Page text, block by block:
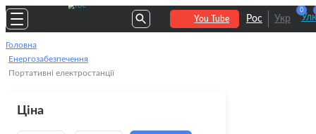
You Tube Рос Укр
0
Головна
Енергозабезпечення
Портативні електростанції
Ціна